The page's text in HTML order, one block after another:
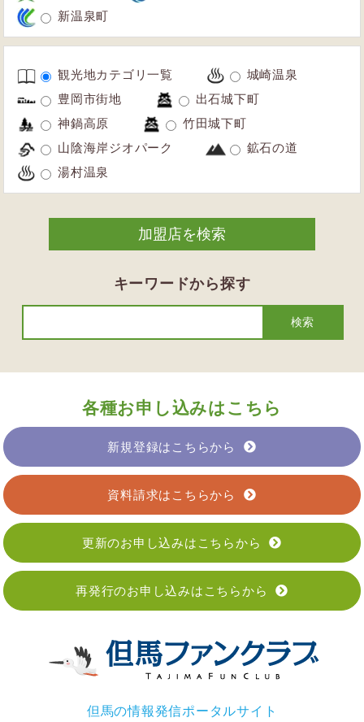
新温泉町
観光地カテゴリ一覧
城崎温泉
豊岡市街地
出石城下町
神鍋高原
竹田城下町
山陰海岸ジオパーク
鉱石の道
湯村温泉
キーワードから探す
各種お申し込みはこちら
新規登録はこちらから
資料請求はこちらから
更新のお申し込みはこちらから
再発行のお申し込みはこちらから
但馬の情報発信ポータルサイト